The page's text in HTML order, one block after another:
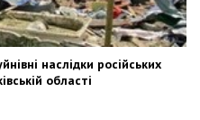
наслідки російських
області